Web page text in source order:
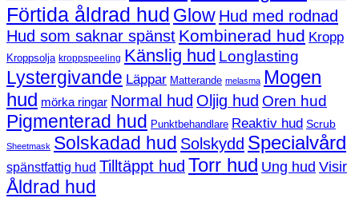
Förtida åldrad hud Glow Hud med rodnad
Hud som saknar spänst Kombinerad hud Kropp
Kroppsolja kroppspeeling Känslig hud Longlasting
Lystergivande Läppar Matterande melasma Mogen
hud mörka ringar Normal hud Oljig hud Oren hud
Pigmenterad hud Punktbehandlare Reaktiv hud Scrub
Sheetmask Solskadad hud Solskydd Specialvård
spänstfattig hud Tilltäppt hud Torr hud Ung hud Visir
Åldrad hud